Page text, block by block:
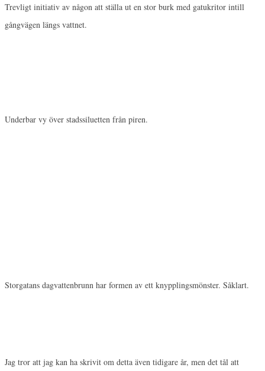
Trevligt initiativ av någon att ställa ut en stor burk med gatukritor intill
gångvägen längs vattnet.
Underbar vy över stadssiluetten från piren.
Storgatans dagvattenbrunn har formen av ett knypplingsmönster. Såklart.
Jag tror att jag kan ha skrivit om detta även tidigare år, men det tål att